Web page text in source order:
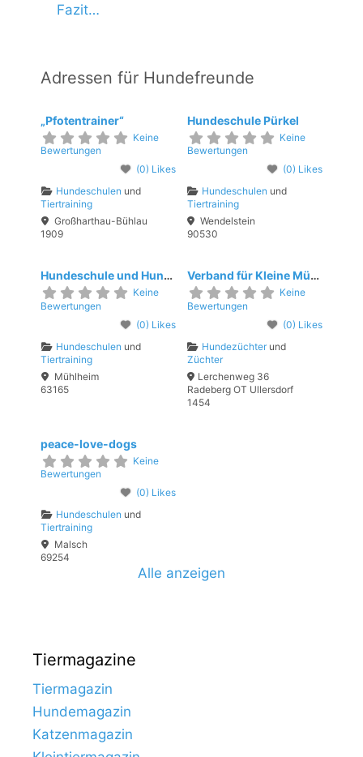
Fazit…
Adressen für Hundefreunde
„Pfotentrainer“
Keine
Bewertungen
(0) Likes
Hundeschulen und
Tiertraining
Großharthau-Bühlau
1909
Hundeschule Pürkel
Keine
Bewertungen
(0) Likes
Hundeschulen und
Tiertraining
Wendelstein
90530
Hundeschule und Hundekita 4 Pfoten
Keine
Bewertungen
(0) Likes
Hundeschulen und
Tiertraining
Mühlheim
63165
Verband für Kleine Münsterländer e.V.
Keine
Bewertungen
(0) Likes
Hundezüchter und
Züchter
Lerchenweg 36
Radeberg OT Ullersdorf
1454
peace-love-dogs
Keine
Bewertungen
(0) Likes
Hundeschulen und
Tiertraining
Malsch
69254
Alle anzeigen
Tiermagazine
Tiermagazin
Hundemagazin
Katzenmagazin